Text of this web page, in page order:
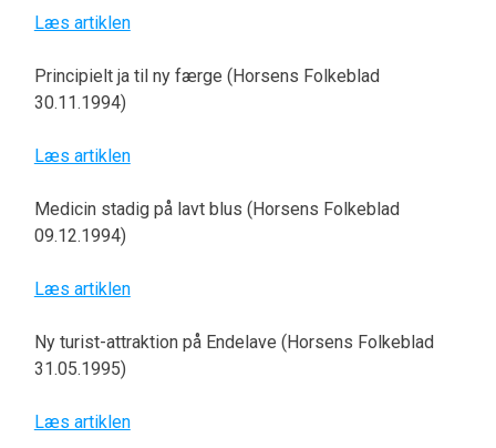
Læs artiklen
Principielt ja til ny færge (Horsens Folkeblad
30.11.1994)
Læs artiklen
Medicin stadig på lavt blus (Horsens Folkeblad
09.12.1994)
Læs artiklen
Ny turist-attraktion på Endelave (Horsens Folkeblad
31.05.1995)
Læs artiklen